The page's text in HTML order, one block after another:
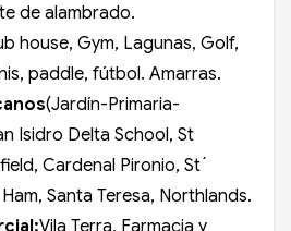
de alambrado.
house, Gym, Lagunas, Golf,
paddle, fútbol. Amarras.
(Jardín-Primaria-
Isidro Delta School, St
Cardenal Pironio, St´
Santa Teresa, Northlands.
Vila Terra, Farmacia y